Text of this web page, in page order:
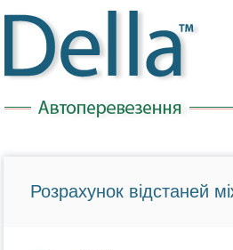
Розрахунок відстаней